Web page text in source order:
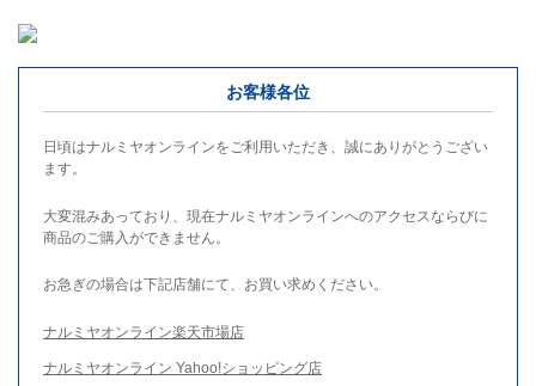
お客様各位
日頃はナルミヤオンラインをご利用いただき、誠にありがとうござい
ます。
大変混みあっており、現在ナルミヤオンラインへのアクセスならびに
商品のご購入ができません。
お急ぎの場合は下記店舗にて、お買い求めください。
ナルミヤオンライン楽天市場店
ナルミヤオンライン Yahoo!ショッピング店